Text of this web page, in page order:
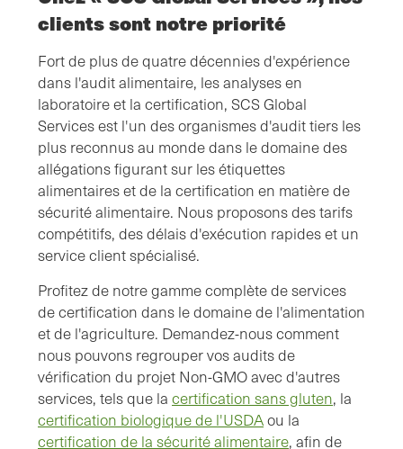
clients sont notre priorité
Fort de plus de quatre décennies d'expérience
dans l'audit alimentaire, les analyses en
laboratoire et la certification, SCS Global
Services est l'un des organismes d'audit tiers les
plus reconnus au monde dans le domaine des
allégations figurant sur les étiquettes
alimentaires et de la certification en matière de
sécurité alimentaire. Nous proposons des tarifs
compétitifs, des délais d'exécution rapides et un
service client spécialisé.
Profitez de notre gamme complète de services
de certification dans le domaine de l'alimentation
et de l'agriculture. Demandez-nous comment
nous pouvons regrouper vos audits de
vérification du projet Non-GMO avec d'autres
services, tels que la certification sans gluten, la
certification biologique de l'USDAou la
certification de la sécurité alimentaire, afin de